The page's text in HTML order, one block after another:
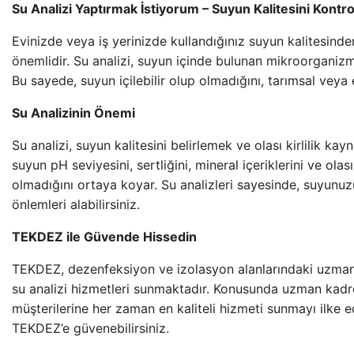
Su Analizi Yaptırmak İstiyorum – Suyun Kalitesini
Evinizde veya iş yerinizde kullandığınız suyun
önemlidir. Su analizi, suyun içinde bulunan
Bu sayede, suyun içilebilir olup olmadığını, tarımsal
Su Analizinin Önemi
Su analizi, suyun kalitesini belirlemek ve olası kirlilik
suyun pH seviyesini, sertliğini, mineral içeriklerini ve
olmadığını ortaya koyar. Su analizleri sayesinde,
önlemleri alabilirsiniz.
TEKDEZ ile Güvende Hissedin
TEKDEZ, dezenfeksiyon ve izolasyon alanlarındaki
su analizi hizmetleri sunmaktadır. Konusunda uzman
müşterilerine her zaman en kaliteli hizmeti sunmayı ilke
TEKDEZ’e güvenebilirsiniz.